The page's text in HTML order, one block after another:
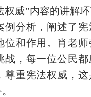
权威”内容的讲解
例分析，阐述了宪
位和作用。肖老
战，每一位公民
尊重宪法权威，